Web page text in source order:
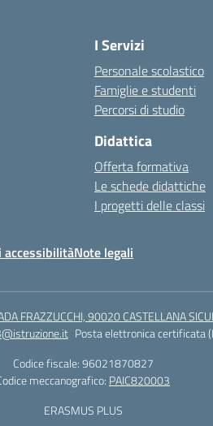
I Servizi
Personale scolastico
Famiglie e studenti
Percorsi di studio
Didattica
Offerta formativa
Le schede didattiche
I progetti delle classi
accessibilitàNote legali
FRAZZUCCHI, 90020 CASTELLANA
Posta elettronica certificata
Codice fiscale: 96021870827
meccanografico: PAIC820003
ERASMUS PLUS